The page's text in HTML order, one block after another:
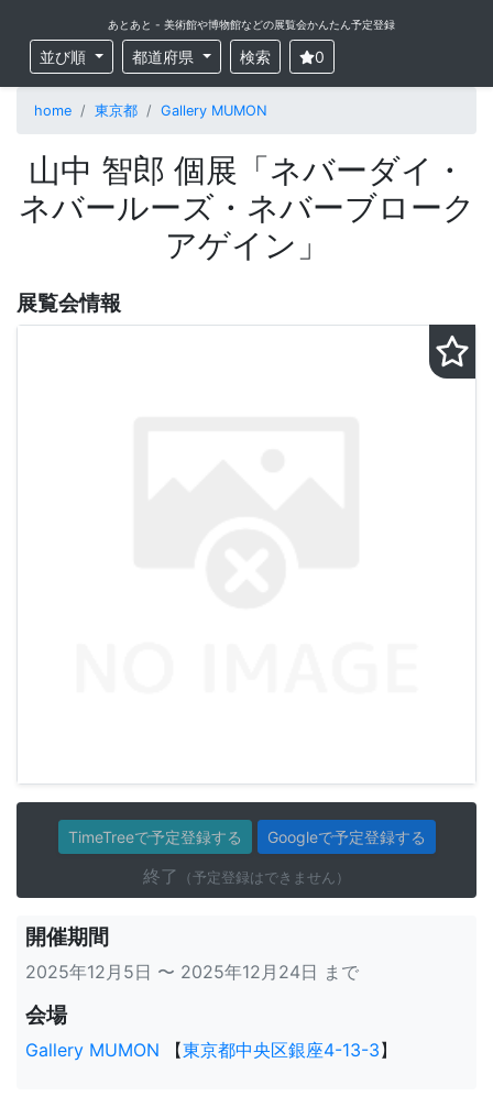
あとあと - 美術館や博物館などの展覧会かんたん予定登録
並び順 都道府県 検索 0
home 東京都 Gallery MUMON
山中 智郎 個展「ネバーダイ・
ネバールーズ・ネバーブローク
アゲイン」
展覧会情報
TimeTreeで予定登録する Googleで予定登録する
終了 （予定登録はできません）
開催期間
2025年12月5日 〜 2025年12月24日 まで
会場
Gallery MUMON 【東京都中央区銀座4-13-3】